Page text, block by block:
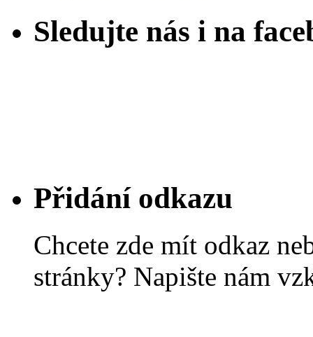
Sledujte nás i na
Přidání odkazu
Chcete zde mít odkaz
stránky? Napište nám